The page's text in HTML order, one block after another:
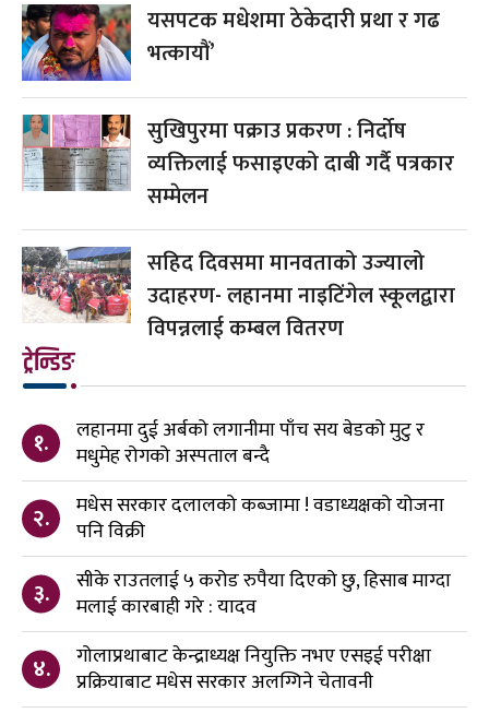
यसपटक मधेशमा ठेकेदारी प्रथा र गढ
भत्कायौं’
सुखिपुरमा पक्राउ प्रकरण : निर्दोष
व्यक्तिलाई फसाइएको दाबी गर्दै पत्रकार
सम्मेलन
सहिद दिवसमा मानवताको उज्यालो
उदाहरण- लहानमा नाइटिंगेल स्कूलद्वारा
विपन्नलाई कम्बल वितरण
ट्रेन्डिङ
१.
लहानमा दुई अर्बको लगानीमा पाँच सय बेडको मुटु र
मधुमेह रोगको अस्पताल बन्दै
२.
मधेस सरकार दलालको कब्जामा ! वडाध्यक्षको योजना
पनि विक्री
३.
सीके राउतलाई ५ करोड रुपैया दिएको छु, हिसाब माग्दा
मलाई कारबाही गरे : यादव
४.
गोलाप्रथाबाट केन्द्राध्यक्ष नियुक्ति नभए एसइई परीक्षा
प्रक्रियाबाट मधेस सरकार अलग्गिने चेतावनी